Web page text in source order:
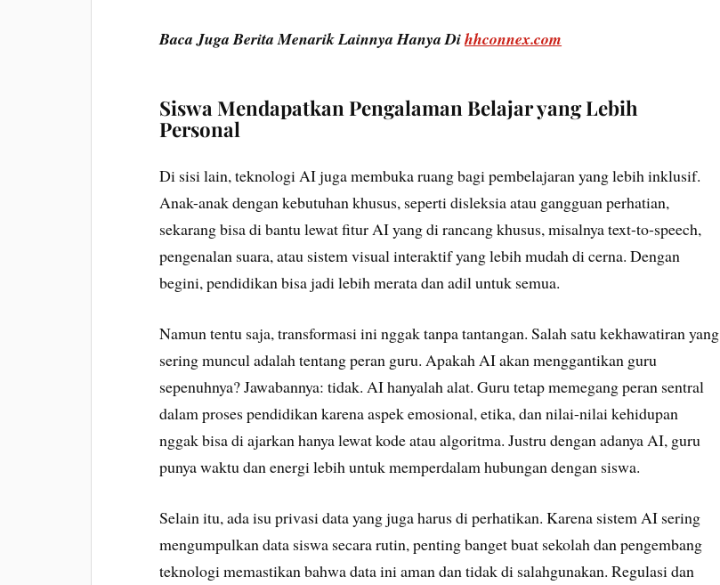
Baca Juga Berita Menarik Lainnya Hanya Dihhconnex.com
Siswa Mendapatkan Pengalaman Belajar yang Lebih
Personal
Di sisi lain, teknologi AI juga membuka ruang bagi pembelajaran yang lebih inklusif.
Anak-anak dengan kebutuhan khusus, seperti disleksia atau gangguan perhatian,
sekarang bisa di bantu lewat fitur AI yang di rancang khusus, misalnya text-to-speech,
pengenalan suara, atau sistem visual interaktif yang lebih mudah di cerna. Dengan
begini, pendidikan bisa jadi lebih merata dan adil untuk semua.
Namun tentu saja, transformasi ini nggak tanpa tantangan. Salah satu kekhawatiran yang
sering muncul adalah tentang peran guru. Apakah AI akan menggantikan guru
sepenuhnya? Jawabannya: tidak. AI hanyalah alat. Guru tetap memegang peran sentral
dalam proses pendidikan karena aspek emosional, etika, dan nilai-nilai kehidupan
nggak bisa di ajarkan hanya lewat kode atau algoritma. Justru dengan adanya AI, guru
punya waktu dan energi lebih untuk memperdalam hubungan dengan siswa.
Selain itu, ada isu privasi data yang juga harus di perhatikan. Karena sistem AI sering
mengumpulkan data siswa secara rutin, penting banget buat sekolah dan pengembang
teknologi memastikan bahwa data ini aman dan tidak di salahgunakan. Regulasi dan